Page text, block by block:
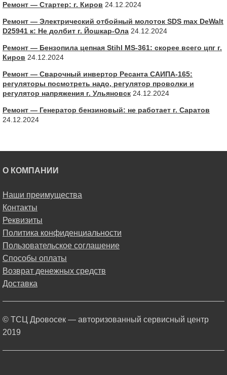
Ремонт — Стартер: г. Киров 24.12.2024
Ремонт — Электрический отбойный молоток SDS max DeWalt
D25941 к: Не долбит г. Йошкар-Ола 24.12.2024
Ремонт — Бензопила цепная Stihl MS-361: скорее всего цпг г.
Киров 24.12.2024
Ремонт — Сварочный инвертор Ресанта САИПА-165:
регуляторы посмотреть надо, регулятор проволки и
регулятор напряжения г. Ульяновск 24.12.2024
Ремонт — Генератор бензиновый: не работает г. Саратов
24.12.2024
О КОМПАНИИ
Наши преимущества
Контакты
Реквизиты
Политика конфиденциальности
Пользовательское соглашение
Способы оплаты
Возврат денежных средств
Доставка
© ТСЦ Дровосек — авторизованный сервисный центр
2019